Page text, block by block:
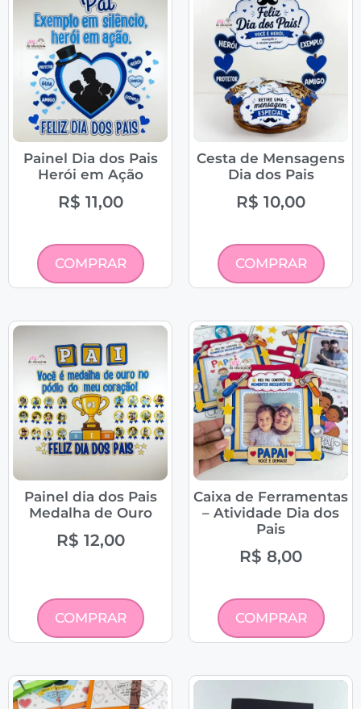
Painel Dia dos Pais
Herói em Ação
R$ 11,00
COMPRAR
Cesta de Mensagens
Dia dos Pais
R$ 10,00
COMPRAR
Painel dia dos Pais
Medalha de Ouro
R$ 12,00
COMPRAR
Caixa de Ferramentas
– Atividade Dia dos
Pais
R$ 8,00
COMPRAR